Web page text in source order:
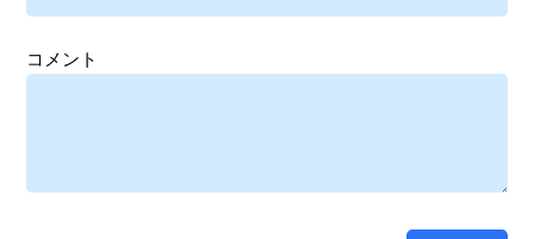
コメント